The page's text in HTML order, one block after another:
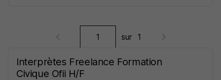
sur 1
Interprètes Freelance Formation
Civique Ofii H/F